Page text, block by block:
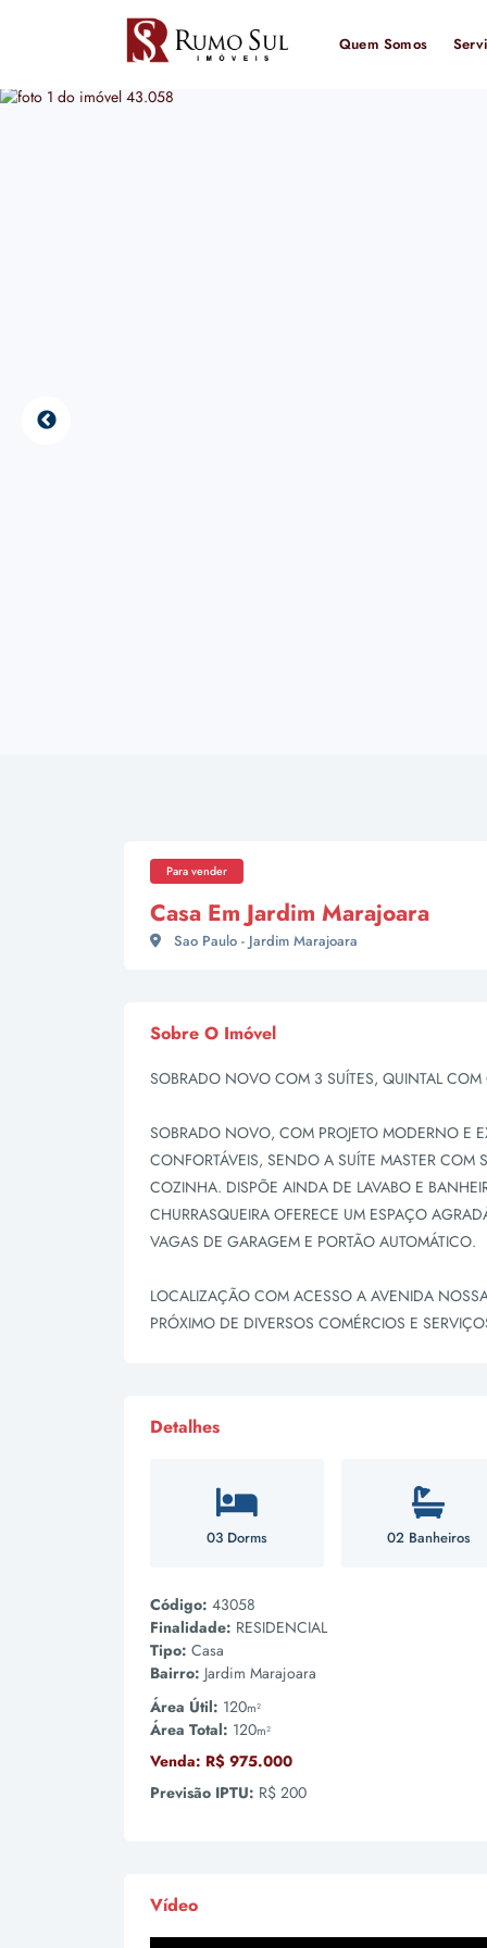
Quem Somos
Para vender
Casa Em Jardim Marajoara
Sao Paulo - Jardim Marajoara
Sobre O Imóvel
SOBRADO NOVO COM 3 SUÍTES, QUINTAL COM
SOBRADO NOVO, COM PROJETO MODERNO E
CONFORTÁVEIS, SENDO A SUÍTE MASTER
COZINHA. DISPÕE AINDA DE LAVABO E
CHURRASQUEIRA OFERECE UM ESPAÇO
VAGAS DE GARAGEM E PORTÃO AUTOMÁTICO.
LOCALIZAÇÃO COM ACESSO A AVENIDA
PRÓXIMO DE DIVERSOS COMÉRCIOS E
Detalhes
03 Dorms 02 Banheiros
Código: 43058
Finalidade: RESIDENCIAL
Tipo: Casa
Bairro: Jardim Marajoara
Área Útil: 120m²
Área Total: 120m²
Venda: R$ 975.000
Previsão IPTU: R$ 200
Vídeo